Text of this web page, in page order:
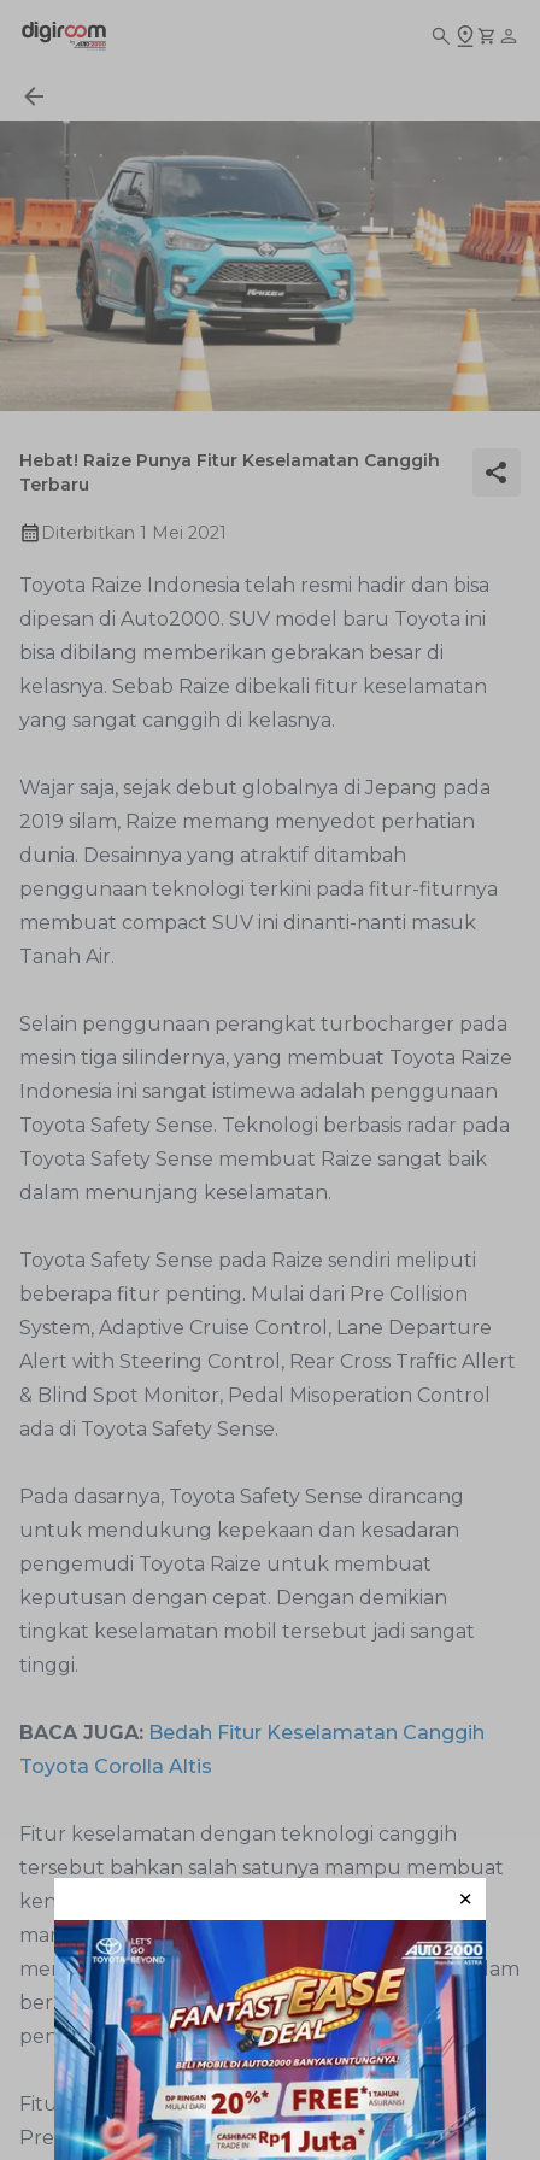
Hebat! Raize Punya Fitur Keselamatan Canggih
Terbaru
Diterbitkan 1 Mei 2021
Toyota Raize Indonesia telah resmi hadir dan bisa
dipesan di Auto2000. SUV model baru Toyota ini
bisa dibilang memberikan gebrakan besar di
kelasnya. Sebab Raize dibekali fitur keselamatan
yang sangat canggih di kelasnya.
Wajar saja, sejak debut globalnya di Jepang pada
2019 silam, Raize memang menyedot perhatian
dunia. Desainnya yang atraktif ditambah
penggunaan teknologi terkini pada fitur-fiturnya
membuat compact SUV ini dinanti-nanti masuk
Tanah Air.
Selain penggunaan perangkat turbocharger pada
mesin tiga silindernya, yang membuat Toyota Raize
Indonesia ini sangat istimewa adalah penggunaan
Toyota Safety Sense. Teknologi berbasis radar pada
Toyota Safety Sense membuat Raize sangat baik
dalam menunjang keselamatan.
Toyota Safety Sense pada Raize sendiri meliputi
beberapa fitur penting. Mulai dari Pre Collision
System, Adaptive Cruise Control, Lane Departure
Alert with Steering Control, Rear Cross Traffic Allert
& Blind Spot Monitor, Pedal Misoperation Control
ada di Toyota Safety Sense.
Pada dasarnya, Toyota Safety Sense dirancang
untuk mendukung kepekaan dan kesadaran
pengemudi Toyota Raize untuk membuat
keputusan dengan cepat. Dengan demikian
tingkat keselamatan mobil tersebut jadi sangat
tinggi.
BACA JUGA: Bedah Fitur Keselamatan Canggih
Toyota Corolla Altis
Fitur keselamatan dengan teknologi canggih
tersebut bahkan salah satunya mampu membuat
kendaraan selalu berada lajur yang benar sesuai
marka jalan. Dengan adanya fitur ini, Toyota
mencoba untuk mengurangi potensi bahaya dalam
berkendara baik untuk pengemudi maupun
penumpang.
Fitur dalam Toyota Safety Sense:
Pre-Collision System